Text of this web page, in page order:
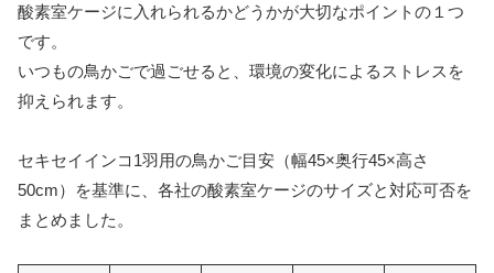
酸素室ケージに入れられるかどうかが大切なポイントの１つ
です。
いつもの鳥かごで過ごせると、環境の変化によるストレスを
抑えられます。
セキセイインコ1羽用の鳥かご目安（幅45×奥行45×高さ
50cm）を基準に、各社の酸素室ケージのサイズと対応可否を
まとめました。